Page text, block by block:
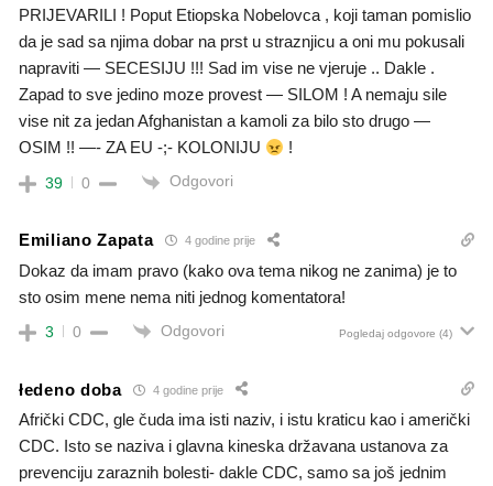
PRIJEVARILI ! Poput Etiopska Nobelovca , koji taman pomislio
da je sad sa njima dobar na prst u straznjicu a oni mu pokusali
napraviti — SECESIJU !!! Sad im vise ne vjeruje .. Dakle .
Zapad to sve jedino moze provest — SILOM ! A nemaju sile
vise nit za jedan Afghanistan a kamoli za bilo sto drugo —
OSIM !! —- ZA EU -;- KOLONIJU
!
39 0 Odgovori
Emiliano Zapata 4 godine prije
Dokaz da imam pravo (kako ova tema nikog ne zanima) je to
sto osim mene nema niti jednog komentatora!
3 0 Odgovori Pogledaj odgovore (4)
łedeno doba 4 godine prije
Afrički CDC, gle čuda ima isti naziv, i istu kraticu kao i američki
CDC. Isto se naziva i glavna kineska državana ustanova za
prevenciju zaraznih bolesti- dakle CDC, samo sa još jednim